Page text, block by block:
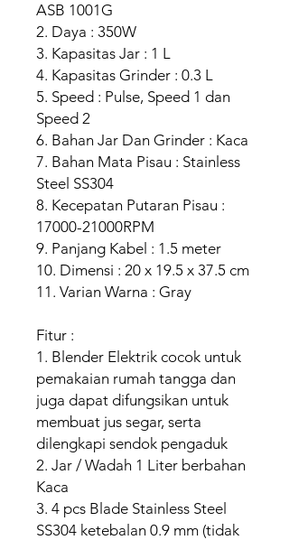
ASB 1001G
2. Daya : 350W
3. Kapasitas Jar : 1 L
4. Kapasitas Grinder : 0.3 L
5. Speed : Pulse, Speed 1 dan
Speed 2
6. Bahan Jar Dan Grinder : Kaca
7. Bahan Mata Pisau : Stainless
Steel SS304
8. Kecepatan Putaran Pisau :
17000-21000RPM
9. Panjang Kabel : 1.5 meter
10. Dimensi : 20 x 19.5 x 37.5 cm
11. Varian Warna : Gray
Fitur :
1. Blender Elektrik cocok untuk
pemakaian rumah tangga dan
juga dapat difungsikan untuk
membuat jus segar, serta
dilengkapi sendok pengaduk
2. Jar / Wadah 1 Liter berbahan
Kaca
3. 4 pcs Blade Stainless Steel
SS304 ketebalan 0.9 mm (tidak